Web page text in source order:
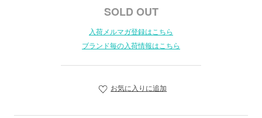
SOLD OUT
入荷メルマガ登録はこちら
ブランド毎の入荷情報はこちら
お気に入りに追加